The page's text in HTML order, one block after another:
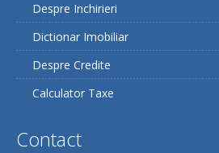
Despre Inchirieri
Dictionar Imobiliar
Despre Credite
Calculator Taxe
Contact